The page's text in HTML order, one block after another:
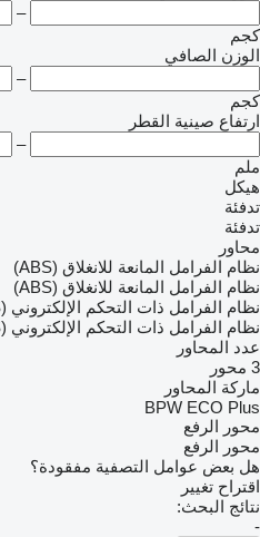
–
كجم
الوزن الصافي
–
كجم
ارتفاع صينية القطر
–
ملم
هيكل
تدفئة
تدفئة
محاور
نظام الفرامل المانعة للانغلاق (ABS)
نظام الفرامل المانعة للانغلاق (ABS)
نظام الفرامل ذات التحكم الإلكتروني (EBS)
نظام الفرامل ذات التحكم الإلكتروني (EBS)
عدد المحاور
3 محور
ماركة المحاور
BPW ECO Plus
محور الرفع
محور الرفع
هل بعض عوامل التصفية مفقودة؟
اقتراح تغيير
نتائج البحث:
-